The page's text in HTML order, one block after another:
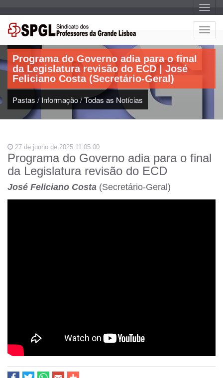
A
l
t
e
r
a
g
o
A
l
t
a
a
a
Artigo:
Programa do Governo adia para o final
da Legislatura revisão do ECD | José
Feliciano Costa (Secretário-Geral)
Pastas / Informação/Todas as Notícias
27 de junho de 2025 11:05:00
Programa do Governo adia para o final
da Legislatura revisão do ECD
José Feliciano Costa (Secretário-Geral)